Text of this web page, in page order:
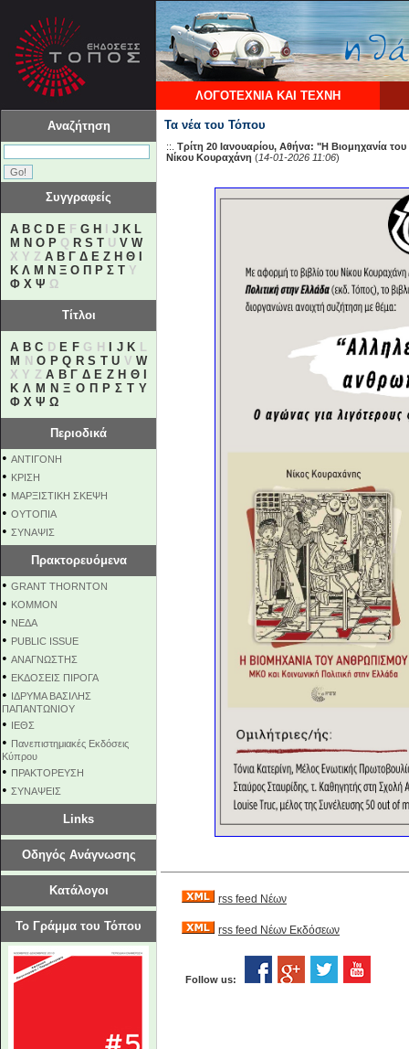
ΛΟΓΟΤΕΧΝΙΑ ΚΑΙ ΤΕΧΝΗ
Αναζήτηση
Συγγραφείς
A B C D E F G H J K L
M N O P Q R S T U V W
X Y Z Α Β Γ Δ Ε Ζ Η Θ
Κ Λ Μ Ν Ξ Ο Π Ρ Σ Τ Υ
Φ Χ Ψ Ω
Τίτλοι
A B C D E FG H J K L
M
N O P Q R S T U V W
X Y ZΑ Β Γ Δ Ε Ζ Η Θ
Κ Λ Μ Ν Ξ Ο Π Ρ Σ Τ Υ
Φ Χ Ψ Ω
Περιοδικά
• ΑΝΤΙΓΟΝΗ
• ΚΡΙΣΗ
• ΜΑΡΞΙΣΤΙΚΗ ΣΚΕΨΗ
• ΟΥΤΟΠΙΑ
• ΣΥΝΑΨΙΣ
Πρακτορευόμενα
• GRANT THORNTON
• KOMMON
• NEΔΑ
• PUBLIC ISSUE
• ΑΝΑΓΝΩΣΤΗΣ
• ΕΚΔΟΣΕΙΣ ΠΙΡΟΓΑ
• ΙΔΡΥΜΑ ΒΑΣΙΛΗΣ
ΠΑΠΑΝΤΩΝΙΟΥ
• ΙΕΘΣ
• Πανεπιστημιακές Εκδόσεις
Κύπρου
• ΠΡΑΚΤΟΡΕΥΣΗ
• ΣΥΝΑΨΕΙΣ
Links
Οδηγός Ανάγνωσης
Κατάλογοι
Το Γράμμα του Τόπου
Τα νέα του Τόπου
::. Τρίτη 20 Ιανουαρίου, Αθήνα: "Η Βιομηχανία
Νίκου Κουραχάνη (14-01-2026 11:06)
rss feed Νέων
rss feed Νέων Εκδόσεων
Follow us: